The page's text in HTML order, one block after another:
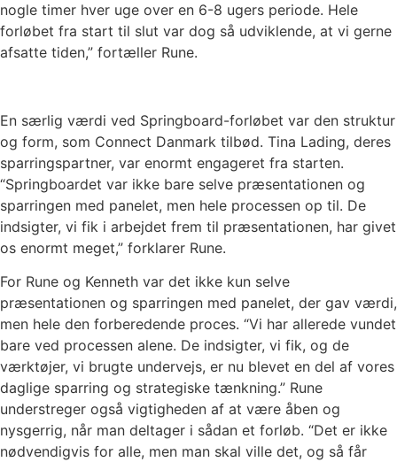
nogle timer hver uge over en 6-8 ugers periode. Hele
forløbet fra start til slut var dog så udviklende, at vi gerne
afsatte tiden,” fortæller Rune.
En særlig værdi ved Springboard-forløbet var den struktur
og form, som Connect Danmark tilbød. Tina Lading, deres
sparringspartner, var enormt engageret fra starten.
“Springboardet var ikke bare selve præsentationen og
sparringen med panelet, men hele processen op til. De
indsigter, vi fik i arbejdet frem til præsentationen, har givet
os enormt meget,” forklarer Rune.
For Rune og Kenneth var det ikke kun selve
præsentationen og sparringen med panelet, der gav værdi,
men hele den forberedende proces. “Vi har allerede vundet
bare ved processen alene. De indsigter, vi fik, og de
værktøjer, vi brugte undervejs, er nu blevet en del af vores
daglige sparring og strategiske tænkning.” Rune
understreger også vigtigheden af at være åben og
nysgerrig, når man deltager i sådan et forløb. “Det er ikke
nødvendigvis for alle, men man skal ville det, og så får